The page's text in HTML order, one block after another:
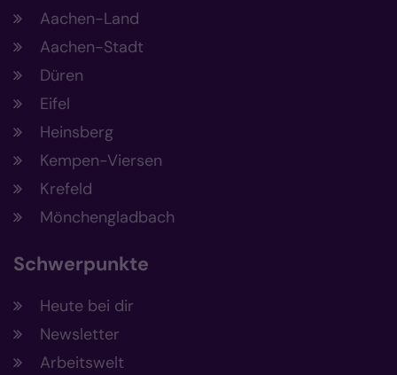
Aachen-Land
Aachen-Stadt
Düren
Eifel
Heinsberg
Kempen-Viersen
Krefeld
Mönchengladbach
Schwerpunkte
Heute bei dir
Newsletter
Arbeitswelt